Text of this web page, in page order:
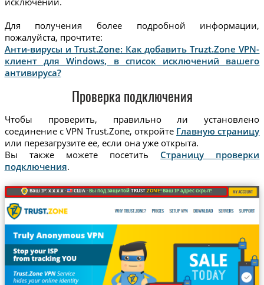
Для получения более подробной информации,
пожалуйста, прочтите:
Анти-вирусы и Trust.Zone: Как добавить Truzt.Zone VPN-
клиент для Windows, в список исключений вашего
антивируса?
Проверка подключения
Чтобы проверить, правильно ли установлено
соединение с VPN Trust.Zone, откройте Главную страницу
или перезагрузите ее, если она уже открыта.
Вы также можете посетить Страницу проверки
подключения.
Ваш IP: x.x.x.x · США ·Вы под защитойTRUST.ZONE! Ваш IP адрес скрыт!